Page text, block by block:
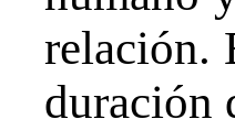
relación.
duración